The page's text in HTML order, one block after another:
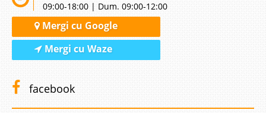
09:00-18:00 | Dum. 09:00-12:00
Mergi cu Google
Mergi cu Waze
facebook